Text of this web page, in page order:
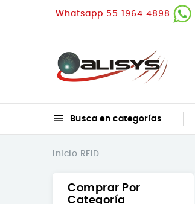
Whatsapp 55 1964 4898
 Busca en categorías
Inicio RFID
Comprar Por
Categoría